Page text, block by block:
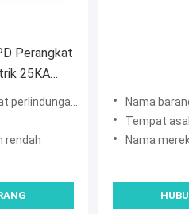
Perangkat
25KA
lonjakan
rendah
Nama
Tempat
Nama